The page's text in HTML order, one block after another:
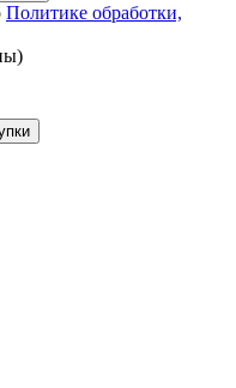
Политике обработки,